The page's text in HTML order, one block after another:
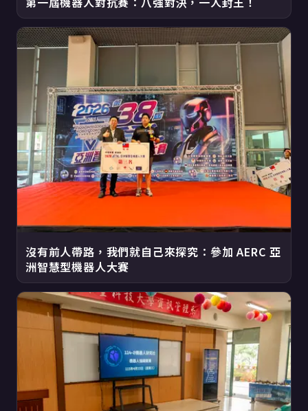
沒有前人帶路，我們就自己來探究：參加 AERC 亞
洲智慧型機器人大賽